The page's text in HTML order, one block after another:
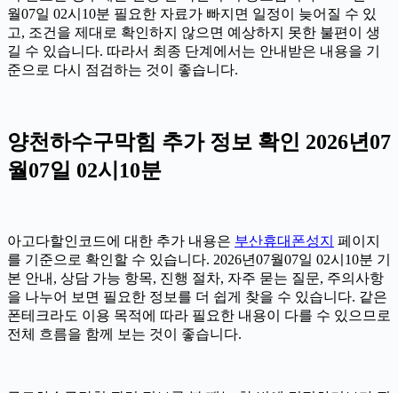
월07일 02시10분 필요한 자료가 빠지면 일정이 늦어질 수 있
고, 조건을 제대로 확인하지 않으면 예상하지 못한 불편이 생
길 수 있습니다. 따라서 최종 단계에서는 안내받은 내용을 기
준으로 다시 점검하는 것이 좋습니다.
양천하수구막힘 추가 정보 확인 2026년07
월07일 02시10분
아고다할인코드에 대한 추가 내용은 부산휴대폰성지 페이지
를 기준으로 확인할 수 있습니다. 2026년07월07일 02시10분 기
본 안내, 상담 가능 항목, 진행 절차, 자주 묻는 질문, 주의사항
을 나누어 보면 필요한 정보를 더 쉽게 찾을 수 있습니다. 같은
폰테크라도 이용 목적에 따라 필요한 내용이 다를 수 있으므로
전체 흐름을 함께 보는 것이 좋습니다.